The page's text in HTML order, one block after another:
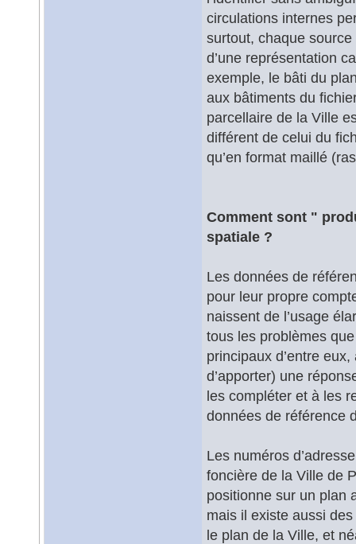
circulations internes
surtout, chaque
d’une représentation
exemple, le bâti du
aux bâtiments du
parcellaire de la Ville
différent de celui du
qu’en format maillé
Comment sont "
spatiale ?
Les données de
pour leur propre
naissent de l’usage
tous les problèmes
principaux d’entre
d’apporter) une
les compléter et à les
données de référence
Les numéros
foncière de la Ville de
positionne sur un plan
mais il existe aussi
le plan de la Ville, et